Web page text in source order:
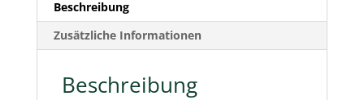
Beschreibung
Zusätzliche Informationen
Beschreibung